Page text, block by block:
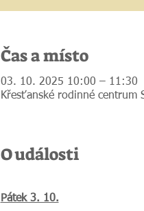
Čas a místo
03. 10. 2025 10:00 – 11:30
Křesťanské rodinné centrum
O události
Pátek 3. 10.